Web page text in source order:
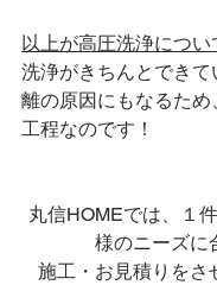
以上が高圧洗浄につ
洗浄がきちんとできて
離の原因にもなるた
工程なのです！
丸信HOMEでは、１
様のニーズに
施工・お見積りをさ